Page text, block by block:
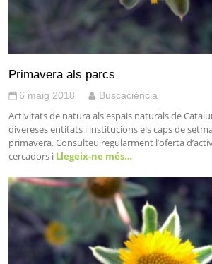
Primavera als parcs
6 maig 2018 Buscaciència
Activitats de natura als espais naturals de
divereses entitats i institucions els caps de
primavera. Consulteu regularment l’oferta
cercadors i Llegeix-ne més…